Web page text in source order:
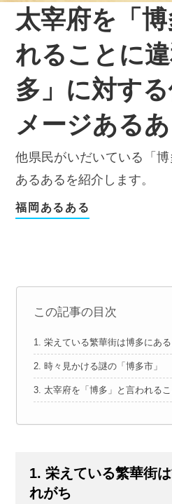
太宰府を「
れることに
多」に対す
メージある
他県民がいだいている「
あるあるを紹介します。
福岡あるある
この記事の目次
1. 栄えている繁華街は博多にあ
2. 時々見かける謎の「博多市」
3. 太宰府を「博多」と言われる
1. 栄えている繁華街
れがち